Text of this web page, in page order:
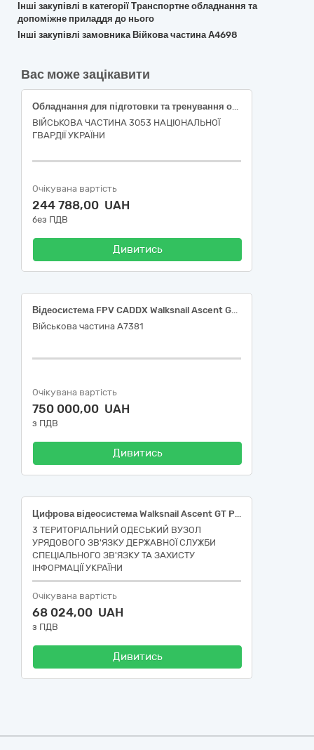
Інші закупівлі в категорії Транспортне обладнання та
допоміжне приладдя до нього
Інші закупівлі замовника Війкова частина А4698
Вас може зацікавити
Обладнання для підготовки та тренування операторів FPV-систем
ВІЙСЬКОВА ЧАСТИНА 3053 НАЦІОНАЛЬНОЇ
ГВАРДІЇ УКРАЇНИ
Очікувана вартість
244 788,00 UAH
без ПДВ
Дивитись
Відеосистема FPV CADDX Walksnail Ascent GT Pro VTX 4W
Військова частина А7381
Очікувана вартість
750 000,00 UAH
з ПДВ
Дивитись
Цифрова відеосистема Walksnail Ascent GT Pro 4W VTX; Передавач (TX) RadioMaster Nomad Dual 1W (код за ДК 021:2015: 34740000-6 Обладнання для повітряних і космічних літальних апаратів, тренажери, симулятори та супутні деталі)
3 ТЕРИТОРІАЛЬНИЙ ОДЕСЬКИЙ ВУЗОЛ
УРЯДОВОГО ЗВ'ЯЗКУ ДЕРЖАВНОЇ СЛУЖБИ
СПЕЦІАЛЬНОГО ЗВ'ЯЗКУ ТА ЗАХИСТУ
ІНФОРМАЦІЇ УКРАЇНИ
Очікувана вартість
68 024,00 UAH
з ПДВ
Дивитись